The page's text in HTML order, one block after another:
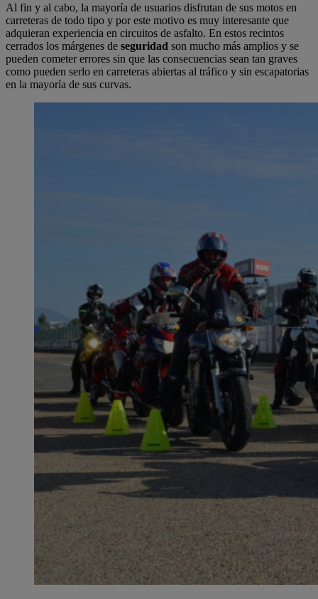
Al fin y al cabo, la mayoría de usuarios disfrutan de sus motos en
carreteras de todo tipo y por este motivo es muy interesante que
adquieran experiencia en circuitos de asfalto. En estos recintos
cerrados los márgenes de seguridad son mucho más amplios y se
pueden cometer errores sin que las consecuencias sean tan graves
como pueden serlo en carreteras abiertas al tráfico y sin escapatorias
en la mayoría de sus curvas.